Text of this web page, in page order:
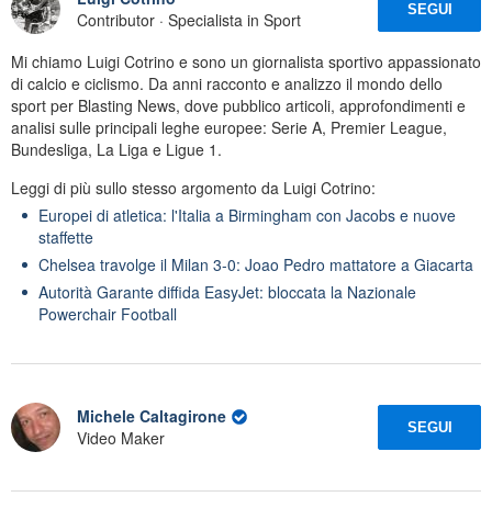
Contributor · Specialista in Sport
SEGUI
Mi chiamo Luigi Cotrino e sono un giornalista sportivo appassionato
di calcio e ciclismo. Da anni racconto e analizzo il mondo dello
sport per Blasting News, dove pubblico articoli, approfondimenti e
analisi sulle principali leghe europee: Serie A, Premier League,
Bundesliga, La Liga e Ligue 1.
Leggi di più sullo stesso argomento da Luigi Cotrino:
Europei di atletica: l'Italia a Birmingham con Jacobs e nuove
staffette
Chelsea travolge il Milan 3-0: Joao Pedro mattatore a Giacarta
Autorità Garante diffida EasyJet: bloccata la Nazionale
Powerchair Football
Michele Caltagirone
Video Maker
SEGUI